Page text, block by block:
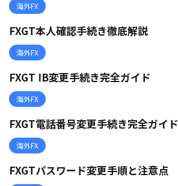
海外FX
FXGT本人確認手続き徹底解説
海外FX
FXGT IB変更手続き完全ガイド
海外FX
FXGT電話番号変更手続き完全ガイド
海外FX
FXGTパスワード変更手順と注意点